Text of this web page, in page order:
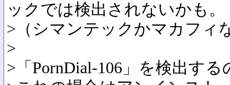
ックでは検出されないかも。
>（シマンテックかマカフィ
>
>「PornDial-106」を検出す